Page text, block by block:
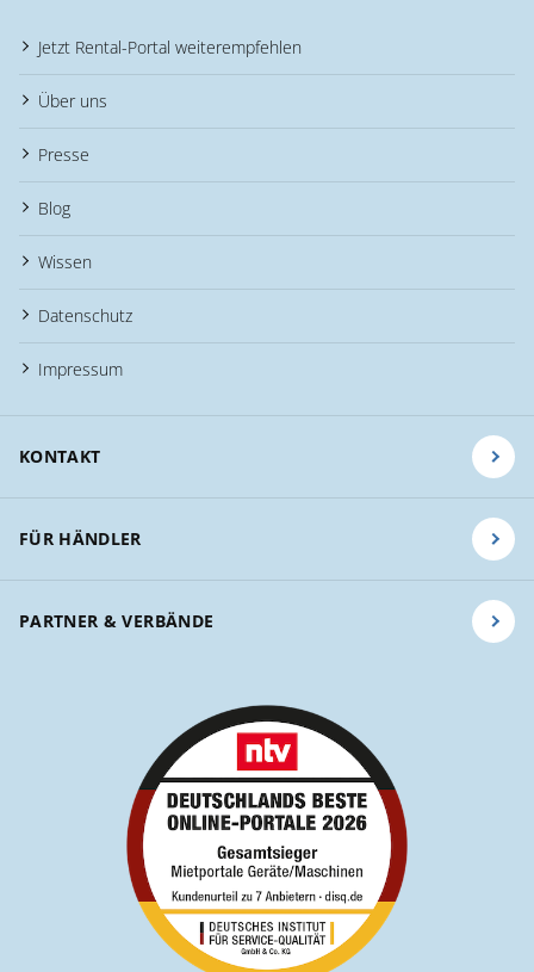
Jetzt Rental-Portal weiterempfehlen
Über uns
Presse
Blog
Wissen
Datenschutz
Impressum
KONTAKT
FÜR HÄNDLER
PARTNER & VERBÄNDE